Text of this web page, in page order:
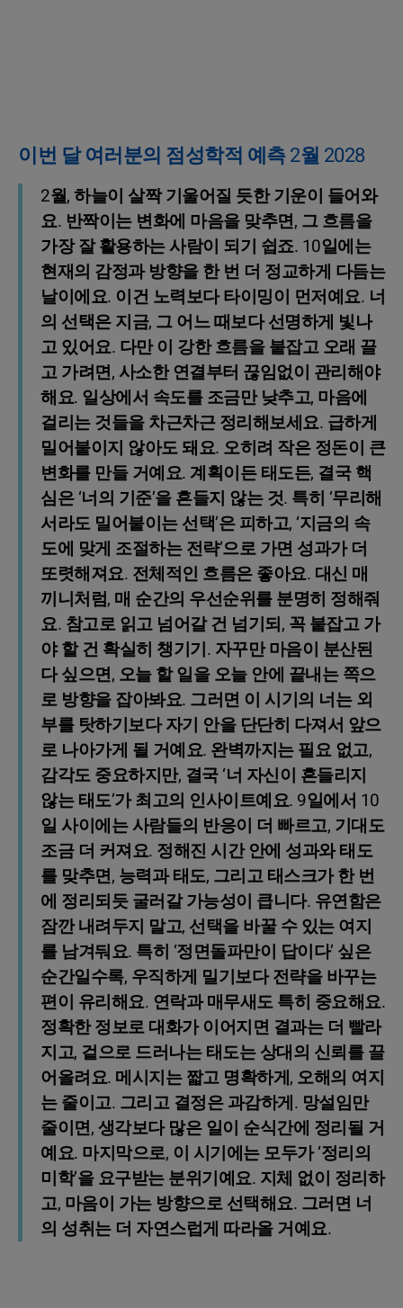
이번 달 여러분의 점성학적 예측 2월 2028
2월, 하늘이 살짝 기울어질 듯한 기운이 들어와
요. 반짝이는 변화에 마음을 맞추면, 그 흐름을
가장 잘 활용하는 사람이 되기 쉽죠. 10일에는
현재의 감정과 방향을 한 번 더 정교하게 다듬는
날이에요. 이건 노력보다 타이밍이 먼저예요. 너
의 선택은 지금, 그 어느 때보다 선명하게 빛나
고 있어요. 다만 이 강한 흐름을 붙잡고 오래 끌
고 가려면, 사소한 연결부터 끊임없이 관리해야
해요. 일상에서 속도를 조금만 낮추고, 마음에
걸리는 것들을 차근차근 정리해보세요. 급하게
밀어붙이지 않아도 돼요. 오히려 작은 정돈이 큰
변화를 만들 거예요. 계획이든 태도든, 결국 핵
심은 ‘너의 기준’을 흔들지 않는 것. 특히 ‘무리해
서라도 밀어붙이는 선택’은 피하고, ‘지금의 속
도에 맞게 조절하는 전략’으로 가면 성과가 더
또렷해져요. 전체적인 흐름은 좋아요. 대신 매
끼니처럼, 매 순간의 우선순위를 분명히 정해줘
요. 참고로 읽고 넘어갈 건 넘기되, 꼭 붙잡고 가
야 할 건 확실히 챙기기. 자꾸만 마음이 분산된
다 싶으면, 오늘 할 일을 오늘 안에 끝내는 쪽으
로 방향을 잡아봐요. 그러면 이 시기의 너는 외
부를 탓하기보다 자기 안을 단단히 다져서 앞으
로 나아가게 될 거예요. 완벽까지는 필요 없고,
감각도 중요하지만, 결국 ‘너 자신이 흔들리지
않는 태도’가 최고의 인사이트예요. 9일에서 10
일 사이에는 사람들의 반응이 더 빠르고, 기대도
조금 더 커져요. 정해진 시간 안에 성과와 태도
를 맞추면, 능력과 태도, 그리고 태스크가 한 번
에 정리되듯 굴러갈 가능성이 큽니다. 유연함은
잠깐 내려두지 말고, 선택을 바꿀 수 있는 여지
를 남겨둬요. 특히 ‘정면돌파만이 답이다’ 싶은
순간일수록, 우직하게 밀기보다 전략을 바꾸는
편이 유리해요. 연락과 매무새도 특히 중요해요.
정확한 정보로 대화가 이어지면 결과는 더 빨라
지고, 겉으로 드러나는 태도는 상대의 신뢰를 끌
어올려요. 메시지는 짧고 명확하게, 오해의 여지
는 줄이고. 그리고 결정은 과감하게. 망설임만
줄이면, 생각보다 많은 일이 순식간에 정리될 거
예요. 마지막으로, 이 시기에는 모두가 ‘정리의
미학’을 요구받는 분위기예요. 지체 없이 정리하
고, 마음이 가는 방향으로 선택해요. 그러면 너
의 성취는 더 자연스럽게 따라올 거예요.